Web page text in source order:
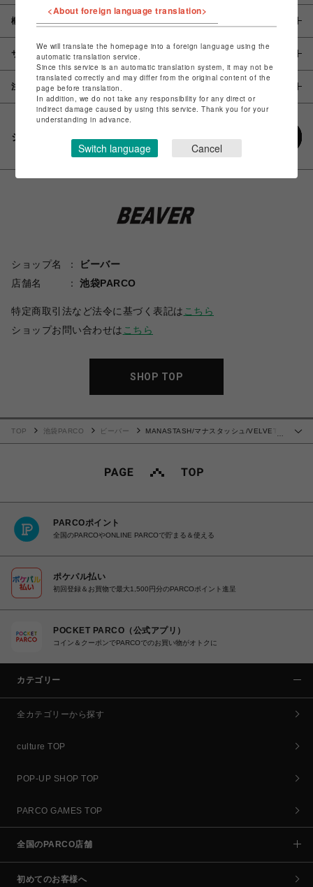
概要
サイズ
注意事項
シェアする
ショップ名
ビーバー
店舗名
池袋PARCO
特定商取引法など法令に基づく表記は こちら
ショップお問い合わせは こちら
SHOP TOP
TOP 池袋PARCO ビーバー
MANASTASH/マナスタッシュ/VELVET
PARCOポイント
全国のPARCOやONLINE PARCOで貯まる＆使える
ポケパル払い
初回登録＆お買物で最大1,500円分のPARCOポイント進呈
POCKET PARCO（公式アプリ）
コイン＆クーポンでPARCOでのお買い物がオトクに
カテゴリー
全カテゴリーから探す
culture TOP
POP-UP SHOP TOP
PARCO GAMES TOP
全国のPARCO店舗
初めてのお客様へ
<About foreign language translation>
We will translate the homepage into a foreign language using the
automatic translation service.
Since this service is an automatic translation system, it may not be
translated correctly and may differ from the original content of the
page before translation.
In addition, we do not take any responsibility for any direct or
indirect damage caused by using this service. Thank you for your
understanding in advance.
Switch language Cancel